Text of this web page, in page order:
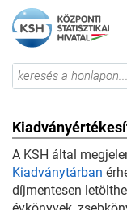
A KSH által
Kiadványtárban
díjmentesen